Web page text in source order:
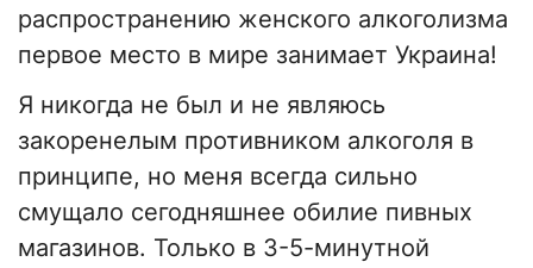
распространению женского алкоголизма
первое место в мире занимает Украина!
Я никогда не был и не являюсь
закоренелым противником алкоголя в
принципе, но меня всегда сильно
смущало сегодняшнее обилие пивных
магазинов. Только в 3-5-минутной